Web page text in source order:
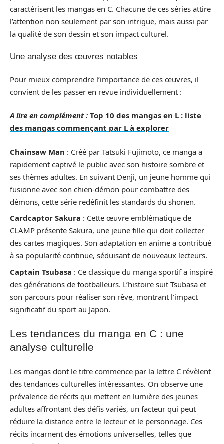
caractérisent les mangas en C. Chacune de ces séries attire
l’attention non seulement par son intrigue, mais aussi par
la qualité de son dessin et son impact culturel.
Une analyse des œuvres notables
Pour mieux comprendre l’importance de ces œuvres, il
convient de les passer en revue individuellement :
A lire en complément : Top 10 des mangas en L : liste
des mangas commençant par L à explorer
Chainsaw Man : Créé par Tatsuki Fujimoto, ce manga a
rapidement captivé le public avec son histoire sombre et
ses thèmes adultes. En suivant Denji, un jeune homme qui
fusionne avec son chien-démon pour combattre des
démons, cette série redéfinit les standards du shonen.
Cardcaptor Sakura : Cette œuvre emblématique de
CLAMP présente Sakura, une jeune fille qui doit collecter
des cartes magiques. Son adaptation en anime a contribué
à sa popularité continue, séduisant de nouveaux lecteurs.
Captain Tsubasa : Ce classique du manga sportif a inspiré
des générations de footballeurs. L’histoire suit Tsubasa et
son parcours pour réaliser son rêve, montrant l’impact
significatif du sport au Japon.
Les tendances du manga en C : une
analyse culturelle
Les mangas dont le titre commence par la lettre C révèlent
des tendances culturelles intéressantes. On observe une
prévalence de récits qui mettent en lumière des jeunes
adultes affrontant des défis variés, un facteur qui peut
réduire la distance entre le lecteur et le personnage. Ces
récits incarnent des émotions universelles, telles que